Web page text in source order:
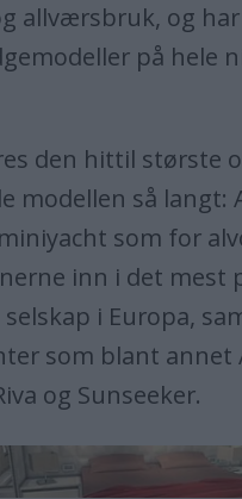
allværsbruk, og
på hele
den hittil største
modellen så langt:
som for
inn i det mest
i Europa,
som blant annet
og Sunseeker.